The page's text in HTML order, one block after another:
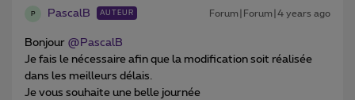
P PascalB AUTEUR Forum|Forum|4 years ago
Bonjour @PascalB
Je fais le nécessaire afin que la modification soit réalisée
dans les meilleurs délais.
Je vous souhaite une belle journée